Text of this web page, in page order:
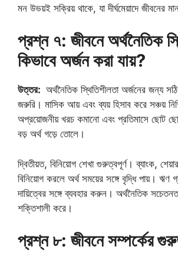
মন উভয়ই সক্রিয় থাকে, যা দীর্ঘমেয়াদে জীবনের
প্রশ্ন ৭: জীবনে অর্থনৈতিক
কিভাবে অর্জন করা যায়?
উত্তর: অর্থনৈতিক স্থিতিশীলতা অর্জনের জন্য
জরুরি। মাসিক আয় এবং ব্যয় হিসাব করে সঞ্চয়
অপ্রয়োজনীয় খরচ কমানো এবং প্রতিমাসে ছোট ছোট
বড় অর্থ গড়ে তোলে।
দ্বিতীয়ত, বিনিয়োগ শেখা গুরুত্বপূর্ণ। ব্যাংক,
বিনিয়োগ করলে অর্থ সময়ের সঙ্গে বৃদ্ধি পায়। ঋণ
দায়িত্বের সঙ্গে ব্যবহার করুন। অর্থনৈতিক
শক্তিশালী করে।
প্রশ্ন ৮: জীবনে সম্পর্কের